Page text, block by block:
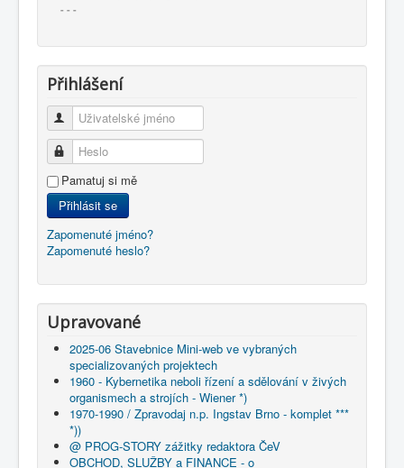
- - -
Přihlášení
Uživatelské jméno
Heslo
Pamatuj si mě
Přihlásit se
Zapomenuté jméno?
Zapomenuté heslo?
Upravované
2025-06 Stavebnice Mini-web ve vybraných
specializovaných projektech
1960 - Kybernetika neboli řízení a sdělování v živých
organismech a strojích - Wiener *)
1970-1990 / Zpravodaj n.p. Ingstav Brno - komplet ***
*))
@ PROG-STORY zážitky redaktora ČeV
OBCHOD, SLUŽBY a FINANCE - o